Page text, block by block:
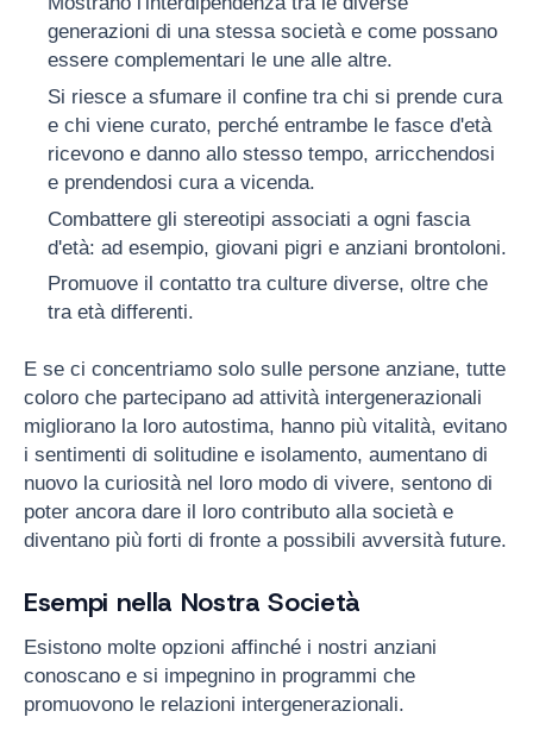
generazioni di una stessa società e come possano
essere complementari le une alle altre.
Si riesce a sfumare il confine tra chi si prende cura
e chi viene curato, perché entrambe le fasce d'età
ricevono e danno allo stesso tempo, arricchendosi
e prendendosi cura a vicenda.
Combattere gli stereotipi associati a ogni fascia
d'età: ad esempio, giovani pigri e anziani brontoloni.
Promuove il contatto tra culture diverse, oltre che
tra età differenti.
E se ci concentriamo solo sulle persone anziane, tutte
coloro che partecipano ad attività intergenerazionali
migliorano la loro autostima, hanno più vitalità, evitano
i sentimenti di solitudine e isolamento, aumentano di
nuovo la curiosità nel loro modo di vivere, sentono di
poter ancora dare il loro contributo alla società e
diventano più forti di fronte a possibili avversità future.
Esempi nella Nostra Società
Esistono molte opzioni affinché i nostri anziani
conoscano e si impegnino in programmi che
promuovono le relazioni intergenerazionali.